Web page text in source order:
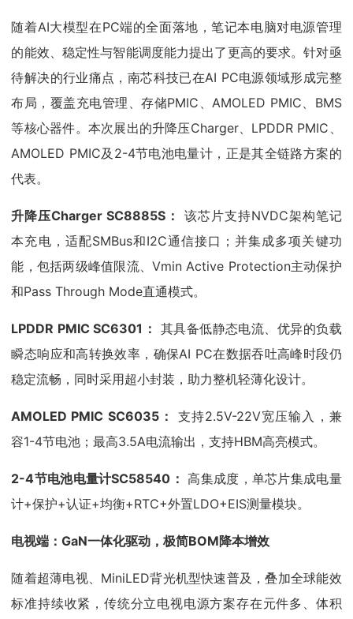
随着AI大模型在PC端的全面落地，笔记本电脑对电源管理
的能效、稳定性与智能调度能力提出了更高的要求。针对亟
待解决的行业痛点，南芯科技已在AI PC电源领域形成完整
布局，覆盖充电管理、存储PMIC、AMOLED PMIC、BMS
等核心器件。本次展出的升降压Charger、LPDDR PMIC、
AMOLED PMIC及2-4节电池电量计，正是其全链路方案的
代表。
升降压Charger SC8885S：
该芯片支持NVDC架构笔记
本充电，适配SMBus和I2C通信接口；并集成多项关键功
能，包括两级峰值限流、Vmin Active Protection主动保护
和Pass Through Mode直通模式。
LPDDR PMIC SC6301： 其具备低静态电流、优异的负载
瞬态响应和高转换效率，确保AI PC在数据吞吐高峰时段仍
稳定流畅，同时采用超小封装，助力整机轻薄化设计。
AMOLED PMIC SC6035：
支持2.5V-22V宽压输入，兼
容1-4节电池；最高3.5A电流输出，支持HBM高亮模式。
2-4节电池电量计SC58540： 高集成度，单芯片集成电量
计+保护+认证+均衡+RTC+外置LDO+EIS测量模块。
电视端：GaN一体化驱动，极简BOM降本增效
随着超薄电视、MiniLED背光机型快速普及，叠加全球能效
标准持续收紧，传统分立电视电源方案存在元件多、体积